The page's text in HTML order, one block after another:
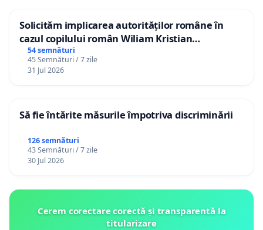
Solicităm implicarea autorităților române în
cazul copilului român Wiliam Kristian
Gheorghe, aflat în plasament în Danemarca de
12 ani
54 semnături
45 Semnături / 7 zile
31 Jul 2026
Să fie întărite măsurile împotriva discriminării
126 semnături
43 Semnături / 7 zile
30 Jul 2026
Cerem corectare corectă și transparentă la
titularizare